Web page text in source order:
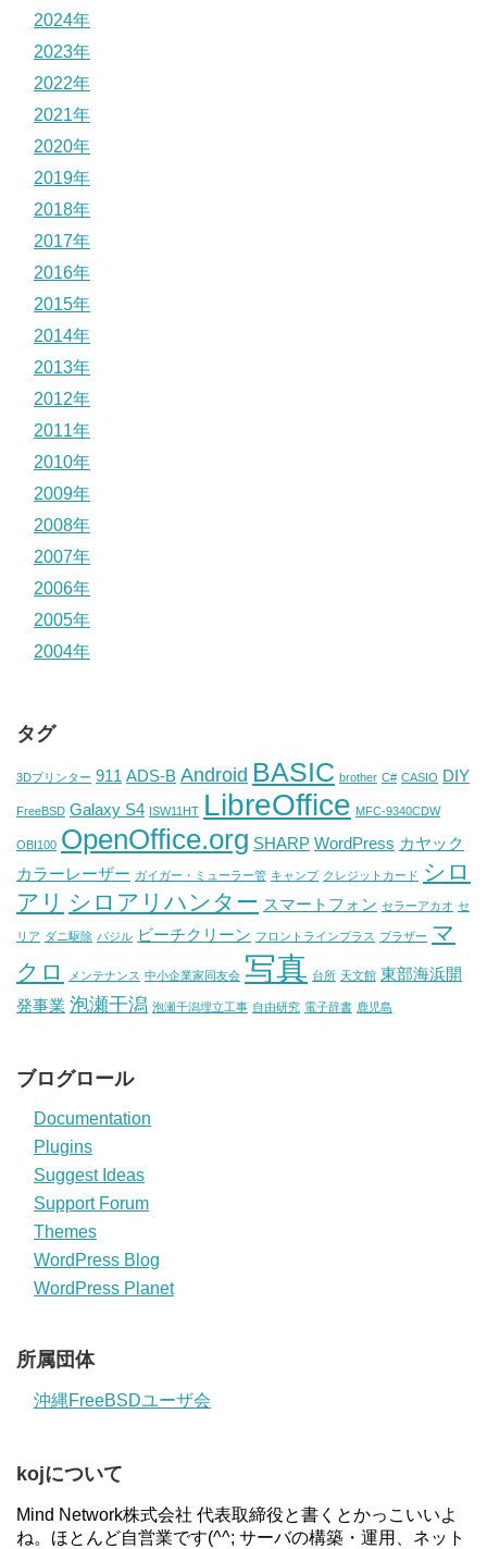
2024年
2023年
2022年
2021年
2020年
2019年
2018年
2017年
2016年
2015年
2014年
2013年
2012年
2011年
2010年
2009年
2008年
2007年
2006年
2005年
2004年
タグ
3Dプリンター 911 ADS-B Android BASIC brother C# CASIO DIY
FreeBSD Galaxy S4 ISW11HT LibreOffice MFC-9340CDW
OBI100 OpenOffice.org SHARP WordPress カヤック
カラーレーザー ガイガー・ミューラー管 キャンプ クレジットカード シロ
アリ シロアリハンター スマートフォン セラーアカオ セ
リア ダニ駆除 バジル ビーチクリーン フロントラインプラス ブラザー マ
クロ
メンテナンス 中小企業家同友会 写真 台所 天文館 東部海浜開
発事業 泡瀬干潟 泡瀬干潟埋立工事 自由研究 電子辞書 鹿児島
ブログロール
Documentation
Plugins
Suggest Ideas
Support Forum
Themes
WordPress Blog
WordPress Planet
所属団体
沖縄FreeBSDユーザ会
kojについて
Mind Network株式会社 代表取締役と書くとかっこいいよ
ね。ほとんど自営業です(^^; サーバの構築・運用、ネット